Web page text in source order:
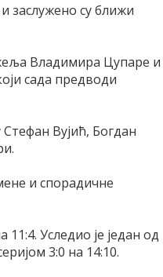
заслужено су ближи
Владимира Цупаре и
сада предводи
Вујић, Богдан
и спорадичне
Уследио је један од
3:0 на 14:10.